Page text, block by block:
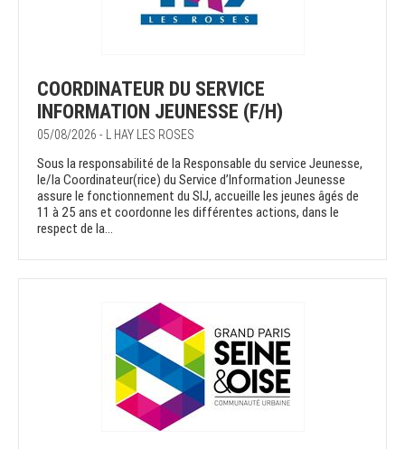
COORDINATEUR DU SERVICE
INFORMATION JEUNESSE (F/H)
05/08/2026 - L HAY LES ROSES
Sous la responsabilité de la Responsable du service Jeunesse,
le/la Coordinateur(rice) du Service d’Information Jeunesse
assure le fonctionnement du SIJ, accueille les jeunes âgés de
11 à 25 ans et coordonne les différentes actions, dans le
respect de la...